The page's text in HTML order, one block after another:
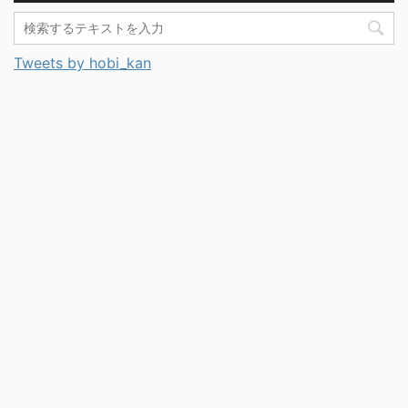
Tweets by hobi_kan